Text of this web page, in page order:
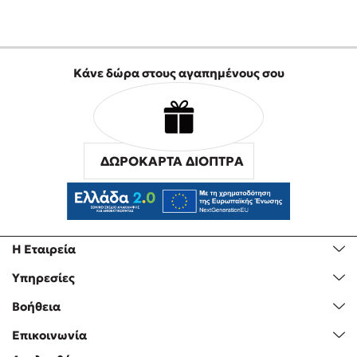
Ο Κώστας Κρομμύδας στο Παλαιοχώρι Καλαμπάκας
Ο Κώστας Κρομμύδας και η Μαρίνα Γιώτη στη Νικήτη
Ο Στέφανος Ξενάκης στη Χίο
Ο Κώστας Κρομμύδας & η Μαρίνα Γιώτη στο 54o Φεστιβάλ
Βιβλίου στο Πεδίον του Άρεως
Η Εταιρεία
Υπηρεσίες
Βοήθεια
Επικοινωνία
Κάνε δώρα στους αγαπημένους σου
ΔΩΡΟΚΑΡΤΑ ΔΙΟΠΤΡΑ